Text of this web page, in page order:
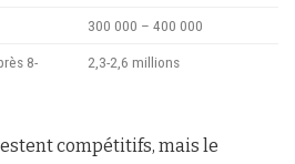
300 000 – 400 000
8-
2,3-2,6 millions
compétitifs, mais le